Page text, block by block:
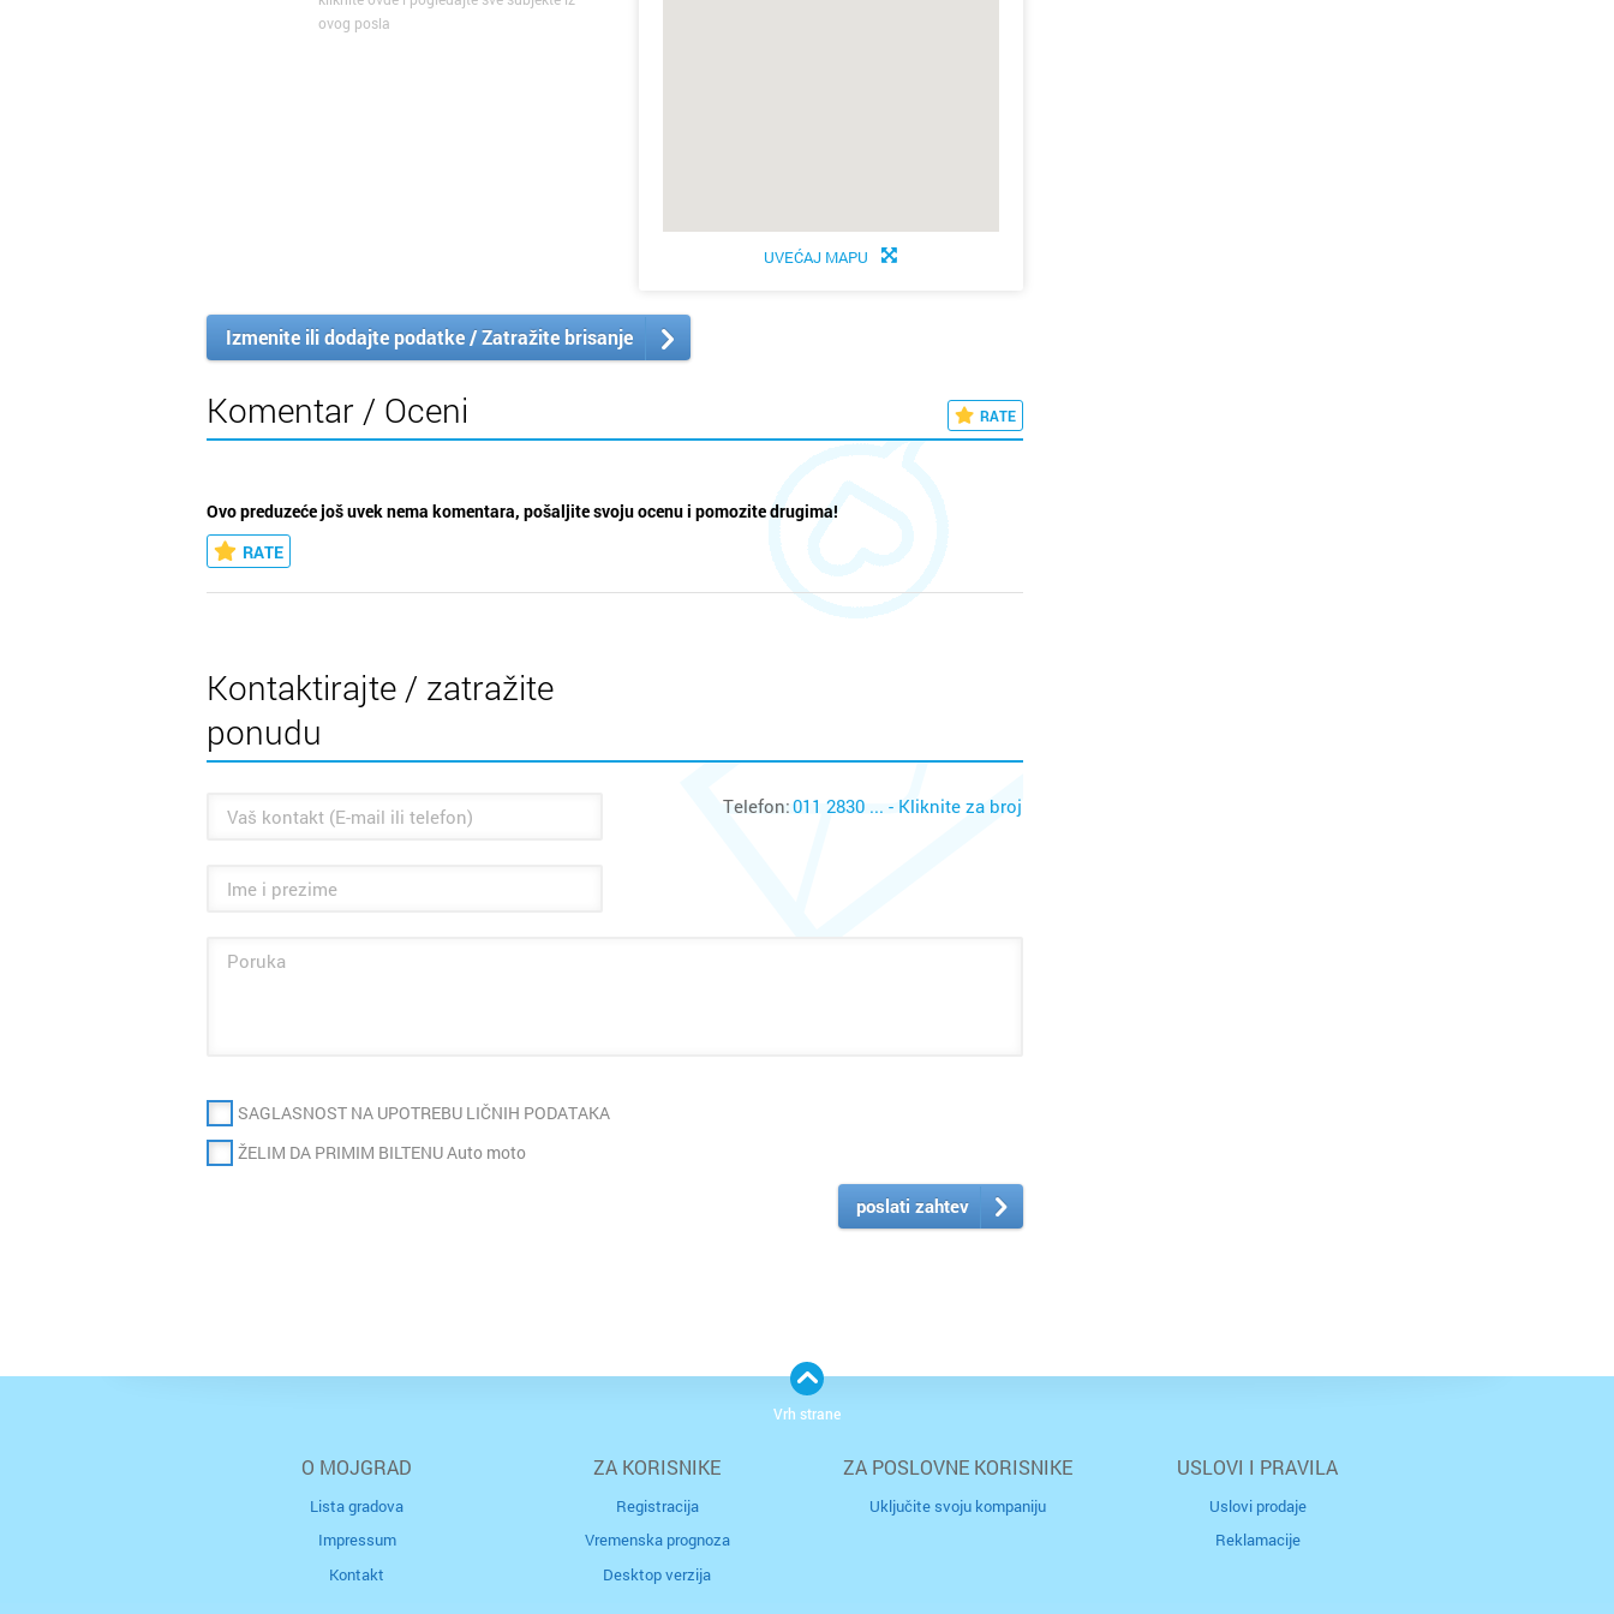
ovog posla
UVEĆAJ MAPU
Izmenite ili dodajte podatke / Zatražite brisanje
Komentar / Oceni RATE
Ovo preduzeće još uvek nema komentara, pošaljite svoju ocenu i pomozite drugima!
RATE
Kontaktirajte / zatražite
ponudu
Telefon:011 2830 ... - Kliknite za broj
SAGLASNOST NA UPOTREBU LIČNIH PODATAKA
ŽELIM DA PRIMIM BILTENU Auto moto
poslati zahtev
O MOJGRAD
Lista gradova
Impressum
Kontakt
ZA KORISNIKE
Registracija
Vremenska prognoza
Desktop verzija
ZA POSLOVNE KORISNIKE
Uključite svoju kompaniju
USLOVI I PRAVILA
Uslovi prodaje
Reklamacije
Vrh strane